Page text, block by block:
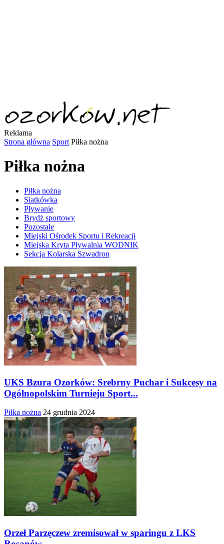
Reklama
Strona główna Sport Piłka nożna
Piłka nożna
Piłka nożna
Siatkówka
Pływanie
Brydż sportowy
Pozostałe
Miejski Ośrodek Sportu i Rekreacji
Miejska Kryta Pływalnia WODNIK
Sekcja Kolarska Szwadron
UKS Bzura Ozorków: Srebrny Puchar i Sukcesy na
Ogólnopolskim Turnieju Sport...
Piłka nożna 24 grudnia 2024
Orzeł Parzęczew zremisował w sparingu z LKS